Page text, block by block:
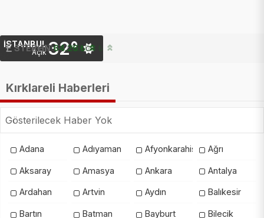
EURO 55.08 ₺
STERLIN 64.26 ₺
İSTANBUL
Açık 32°
Kırklareli Haberleri
Gösterilecek Haber Yok
Adana Adıyaman Afyonkarahisar Ağrı
Aksaray Amasya Ankara Antalya
Ardahan Artvin Aydın Balıkesir
Bartın Batman Bayburt Bilecik